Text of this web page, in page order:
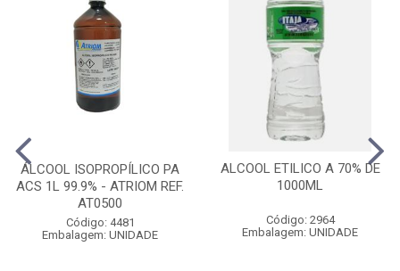
ÁLCOOL ISOPROPÍLICO PA
ACS 1L 99.9% - ATRIOM REF.
AT0500
Código: 4481
Embalagem: UNIDADE
ALCOOL ETILICO A 70% DE
1000ML
Código: 2964
Embalagem: UNIDADE